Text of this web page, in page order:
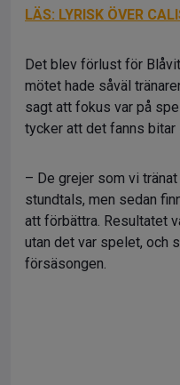
LÄS: LYRISK ÖVER
Det blev förlust för
mötet hade såväl
sagt att fokus var på
tycker att det fanns bitar
– De grejer som vi
stundtals, men sedan
att förbättra. Resultatet
utan det var spelet, och
försäsongen.